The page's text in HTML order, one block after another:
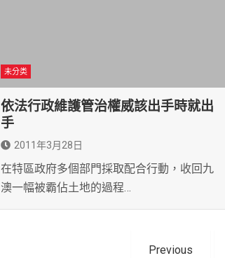
未分类
依法行政維護管治權威該出手時就出
手
2011年3月28日
在特區政府多個部門採取配合行動，收回九
澳一幅被霸佔土地的過程…
Previous